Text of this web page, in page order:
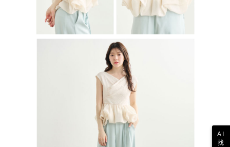
AI
找